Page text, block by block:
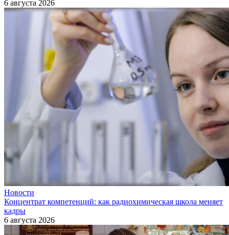
6 августа 2026
Новости
Концентрат компетенций: как радиохимическая школа меняет
кадры
6 августа 2026